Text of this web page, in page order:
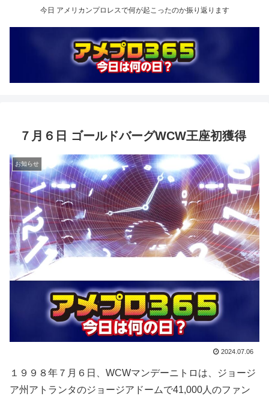
今日 アメリカンプロレスで何が起こったのか振り返ります
７月６日 ゴールドバーグWCW王座初獲得
お知らせ
2024.07.06
１９９８年７月６日、WCWマンデーニトロは、ジョージ
ア州アトランタのジョージアドームで41,000人のファン